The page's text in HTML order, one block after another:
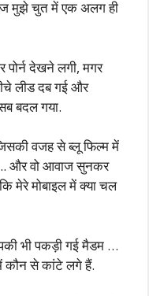
मुझे चुत में एक अलग ही
पोर्न देखने लगी, मगर
लीड दब गई और
बदल गया.
वजह से ब्लू फिल्म में
.. और वो आवाज सुनकर
मेरे मोबाइल में क्या चल
भी पकड़ी गई मैडम …
से कांटे लगे हैं.